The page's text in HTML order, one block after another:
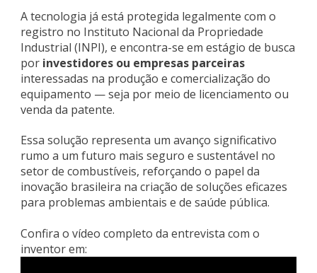
A tecnologia já está protegida legalmente com o
registro no Instituto Nacional da Propriedade
Industrial (INPI), e encontra-se em estágio de busca
por investidores ou empresas parceiras
interessadas na produção e comercialização do
equipamento — seja por meio de licenciamento ou
venda da patente.
Essa solução representa um avanço significativo
rumo a um futuro mais seguro e sustentável no
setor de combustíveis, reforçando o papel da
inovação brasileira na criação de soluções eficazes
para problemas ambientais e de saúde pública.
Confira o vídeo completo da entrevista com o
inventor em: